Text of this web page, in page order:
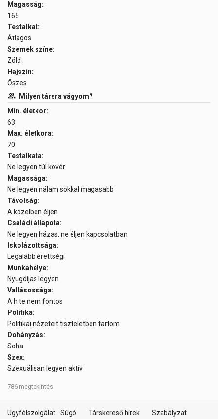
Magasság:
165
Testalkat:
Átlagos
Szemek színe:
Zöld
Hajszín:
Őszes
Milyen társra vágyom?
Min. életkor:
63
Max. életkora:
70
Testalkata:
Ne legyen túl kövér
Magassága:
Ne legyen nálam sokkal magasabb
Távolság:
A közelben éljen
Családi állapota:
Ne legyen házas, ne éljen kapcsolatban
Iskolázottsága:
Legalább érettségi
Munkahelye:
Nyugdíjas legyen
Vallásossága:
A hite nem fontos
Politika:
Politikai nézeteit tiszteletben tartom
Dohányzás:
Soha
Szex:
Szexuálisan legyen aktív
786 megtekintés
Ügyfélszolgálat Súgó Társkereső hírek Szabályzat